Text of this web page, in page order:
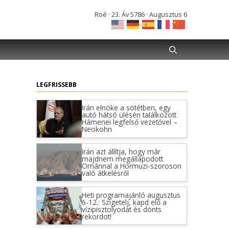
Röé · 23. Áv 5786 · Augusztus 6
LEGFRISSEBB
Irán elnöke a sötétben, egy
autó hátsó ülésén találkozott
Hámenei legfelső vezetővel –
Neokohn
Irán azt állítja, hogy már
majdnem megállapodott
Ománnal a Hormuzi-szoroson
való átkelésről
Heti programajánló augusztus
6-12.: Szigetelj, kapd elő a
vízipisztolyodat és dönts
rekordot!